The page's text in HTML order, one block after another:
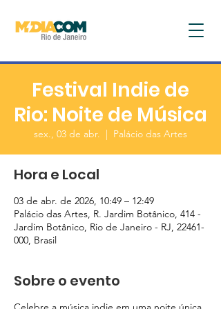
Festival Indie de
Rio: Noite de Música
sex., 03 de abr.
  |
Palácio das Artes
Hora e Local
03 de abr. de 2026, 10:49 – 12:49
Palácio das Artes, R. Jardim Botânico, 414 -
Jardim Botânico, Rio de Janeiro - RJ, 22461-
000, Brasil
Sobre o evento